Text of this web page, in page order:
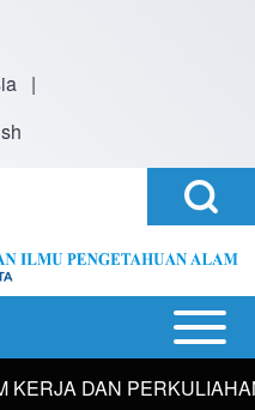
|
Search
Block
Open or
Close
horizontal
KERJA DAN